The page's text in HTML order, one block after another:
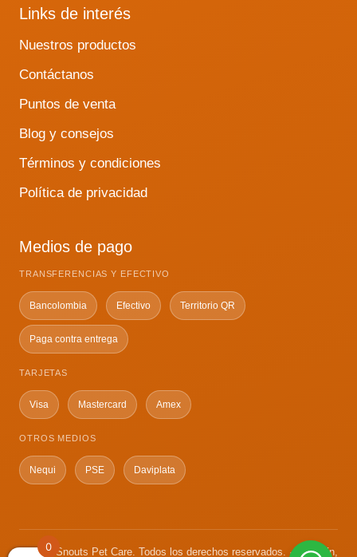
Links de interés
Nuestros productos
Contáctanos
Puntos de venta
Blog y consejos
Términos y condiciones
Política de privacidad
Medios de pago
TRANSFERENCIAS Y EFECTIVO
Bancolombia Efectivo Territorio QR
Paga contra entrega
TARJETAS
Visa Mastercard Amex
OTROS MEDIOS
Nequi PSE Daviplata
© 2026 Snouts Pet Care. Todos los derechos reservados. · Medellín,
0